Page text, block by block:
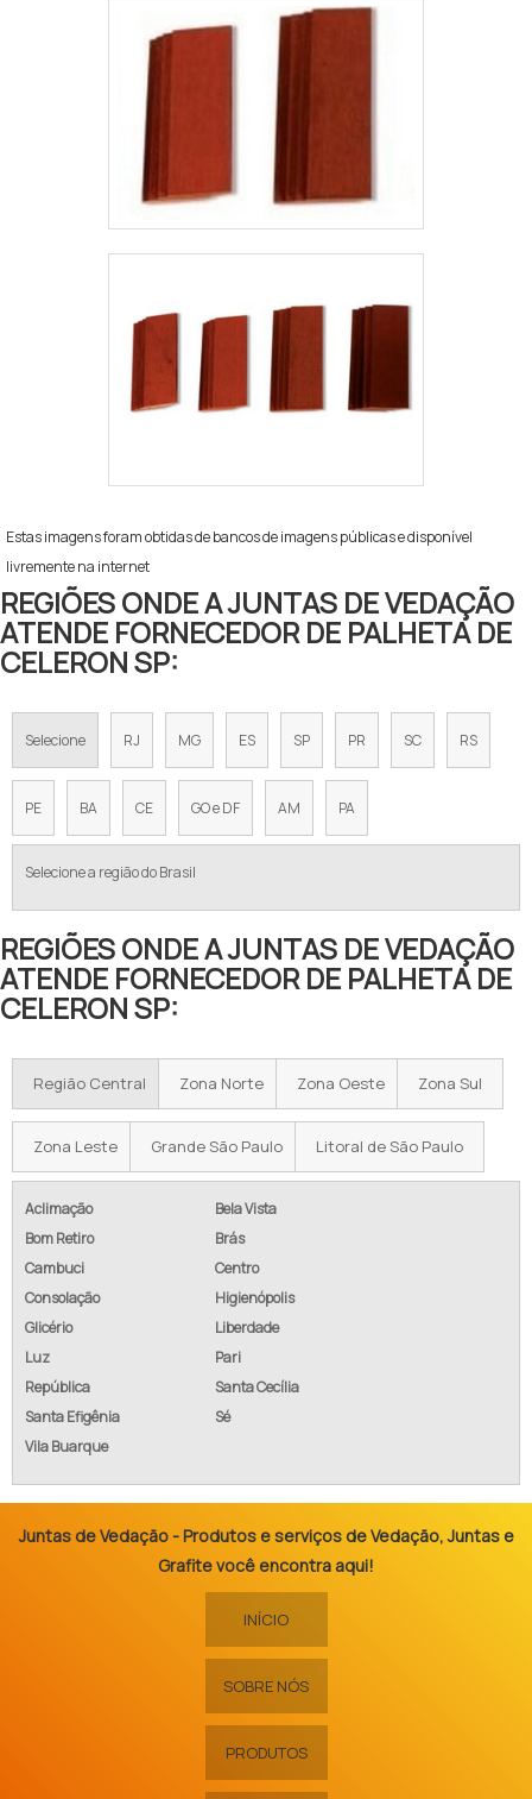
Estas imagens foram obtidas de bancos de imagens públicas e disponível
livremente na internet
REGIÕES ONDE A JUNTAS DE VEDAÇÃO
ATENDE FORNECEDOR DE PALHETA DE
CELERON SP:
Selecione RJ MG ES SP PR SC RS
PE BA CE GO e DF AM PA
Selecione a região do Brasil
REGIÕES ONDE A JUNTAS DE VEDAÇÃO
ATENDE FORNECEDOR DE PALHETA DE
CELERON SP:
Região Central Zona Norte Zona Oeste Zona Sul
Zona Leste Grande São Paulo Litoral de São Paulo
Aclimação
Bela Vista
Bom Retiro
Brás
Cambuci
Centro
Consolação
Higienópolis
Glicério
Liberdade
Luz
Pari
República
Santa Cecília
Santa Efigênia
Sé
Vila Buarque
Juntas de Vedação - Produtos e serviços de Vedação, Juntas e
Grafite você encontra aqui!
INÍCIO
SOBRE NÓS
PRODUTOS